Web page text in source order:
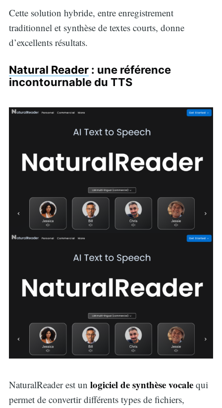
Cette solution hybride, entre enregistrement
traditionnel et synthèse de textes courts, donne
d’excellents résultats.
Natural Reader: une référence
incontournable du TTS
NaturalReader est un logiciel de synthèse vocalequi
permet de convertir différents types de fichiers,